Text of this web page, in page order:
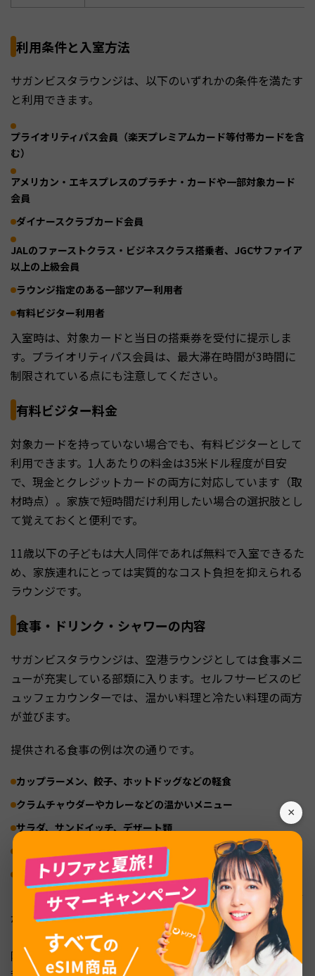
×
利用条件と入室方法
サガンビスタラウンジは、以下のいずれかの条件を満たす
と利用できます。
プライオリティパス会員（楽天プレミアムカード等付帯カードを含
む）
アメリカン・エキスプレスのプラチナ・カードや一部対象カード
会員
ダイナースクラブカード会員
JALのファーストクラス・ビジネスクラス搭乗者、JGCサファイア
以上の上級会員
ラウンジ指定のある一部ツアー利用者
有料ビジター利用者
入室時は、対象カードと当日の搭乗券を受付に提示しま
す。プライオリティパス会員は、最大滞在時間が3時間に
制限されている点にも注意してください。
有料ビジター料金
対象カードを持っていない場合でも、有料ビジターとして
利用できます。1人あたりの料金は35米ドル程度が目安
で、現金とクレジットカードの両方に対応しています（取
材時点）。家族で短時間だけ利用したい場合の選択肢とし
て覚えておくと便利です。
11歳以下の子どもは大人同伴であれば無料で入室できるた
め、家族連れにとっては実質的なコスト負担を抑えられる
ラウンジです。
食事・ドリンク・シャワーの内容
サガンビスタラウンジは、空港ラウンジとしては食事メニ
ューが充実している部類に入ります。セルフサービスのビ
ュッフェカウンターでは、温かい料理と冷たい料理の両方
が並びます。
提供される食事の例は次の通りです。
カップラーメン、餃子、ホットドッグなどの軽食
クラムチャウダーやカレーなどの温かいメニュー
サラダ、サンドイッチ、デザート類
ソフトドリンク、コーヒー、紅茶
ビールやワインなどのアルコール類
また、有料の空港ラウンジとしては珍しく、シャワー設備
が用意されています。長時間のフライト前にリフレッシュ
したい人にとっては大きなメリットです。ただし、夕方以
降の混雑時はシャワーが順番待ちになることもあるため、